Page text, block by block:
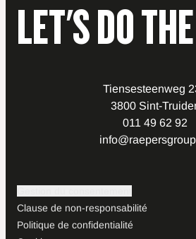
LET'S DO
Tiensesteenweg
3800 Sint-
011 49 62 92
Politique de confidentialité
Clause de non-responsabilité